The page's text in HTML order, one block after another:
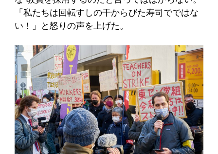
「私たちは回転すしの干からびた寿司でではな
い！」と怒りの声を上げた。